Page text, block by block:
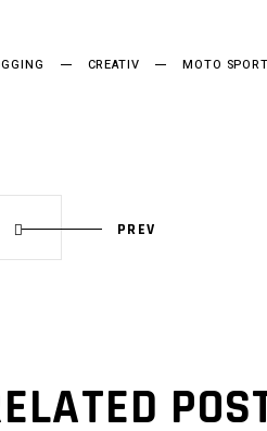
CREATIV MOTO SPORT
PREV